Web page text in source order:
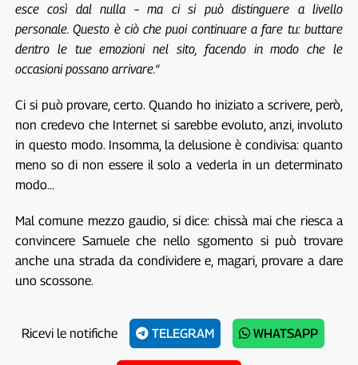
esce così dal nulla – ma ci si può distinguere a livello
personale. Questo è ciò che puoi continuare a fare tu: buttare
dentro le tue emozioni nel sito, facendo in modo che le
occasioni possano arrivare.”
Ci si può provare, certo. Quando ho iniziato a scrivere, però,
non credevo che Internet si sarebbe evoluto, anzi, involuto
in questo modo. Insomma, la delusione è condivisa: quanto
meno so di non essere il solo a vederla in un determinato
modo…
Mal comune mezzo gaudio, si dice: chissà mai che riesca a
convincere Samuele che nello sgomento si può trovare
anche una strada da condividere e, magari, provare a dare
uno scossone.
Ricevi le notifiche TELEGRAM WHATSAPP